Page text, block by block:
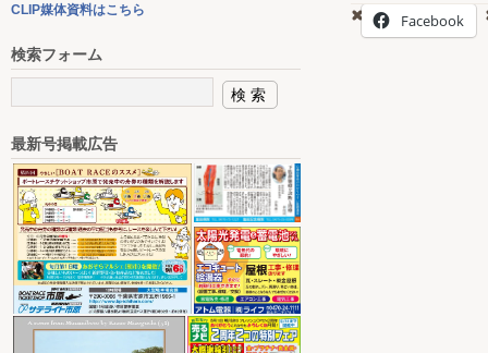
Facebook
CLIP媒体資料はこちら
検索フォーム
最新号掲載広告